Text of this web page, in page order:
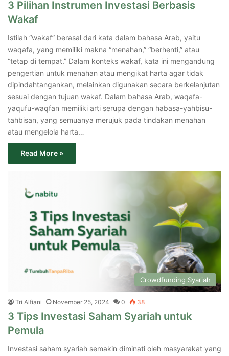
3 Pilihan Instrumen Investasi Berbasis
Wakaf
Istilah “wakaf” berasal dari kata dalam bahasa Arab, yaitu
waqafa, yang memiliki makna “menahan,” “berhenti,” atau
“tetap di tempat.” Dalam konteks wakaf, kata ini mengandung
pengertian untuk menahan atau mengikat harta agar tidak
dipindahtangankan, melainkan digunakan secara berkelanjutan
sesuai dengan tujuan wakaf. Dalam bahasa Arab, waqafa-
yaqufu-waqfan memiliki arti serupa dengan habasa-yahbisu-
tahbisan, yang semuanya merujuk pada tindakan menahan
atau mengelola harta…
Read More »
Crowdfunding Syariah
Tri Alfiani November 25, 2024 0 38
3 Tips Investasi Saham Syariah untuk
Pemula
Investasi saham syariah semakin diminati oleh masyarakat yang